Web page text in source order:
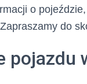
o
do
pojazdu